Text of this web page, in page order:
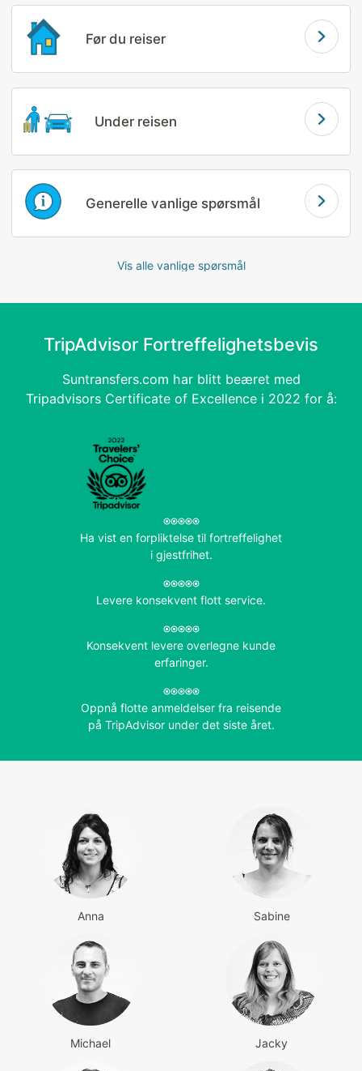
Før du reiser
Under reisen
Generelle vanlige spørsmål
Vis alle vanlige spørsmål
TripAdvisor Fortreffelighetsbevis
Suntransfers.com har blitt beæret med
Tripadvisors Certificate of Excellence i 2022 for å:
Ha vist en forpliktelse til fortreffelighet
i gjestfrihet.
Levere konsekvent flott service.
Konsekvent levere overlegne kunde
erfaringer.
Oppnå flotte anmeldelser fra reisende
på TripAdvisor under det siste året.
Anna Sabine
Michael Jacky